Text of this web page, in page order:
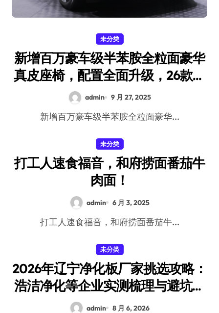
未分类
新增百万豪车级半苯胺全粒面豪华
真皮座椅，配置全面升级，26款福
特锐界L亮相
admin 9 月 27, 2025
新增百万豪车级半苯胺全粒面豪华...
未分类
打工人速食福音，和府捞面番茄牛
肉面！
admin 6 月 3, 2025
打工人速食福音，和府捞面番茄牛...
未分类
2026年辽宁净化板厂家挑选攻略：
浩洁净化等企业实测梳理与避坑要
点
admin 8 月 6, 2026